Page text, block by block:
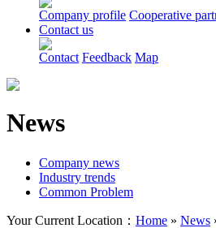
Company profile Cooperative
Contact us
Contact Feedback Map
News
Company news
Industry trends
Common Problem
Your Current Location： Home » News